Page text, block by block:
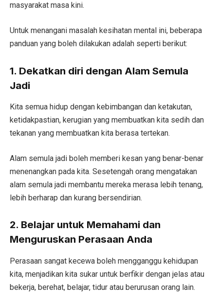
masyarakat masa kini.
Untuk menangani masalah kesihatan mental ini, beberapa
panduan yang boleh dilakukan adalah seperti berikut:
1. Dekatkan diri dengan Alam Semula
Jadi
Kita semua hidup dengan kebimbangan dan ketakutan,
ketidakpastian, kerugian yang membuatkan kita sedih dan
tekanan yang membuatkan kita berasa tertekan.
Alam semula jadi boleh memberi kesan yang benar-benar
menenangkan pada kita. Sesetengah orang mengatakan
alam semula jadi membantu mereka merasa lebih tenang,
lebih berharap dan kurang bersendirian.
2. Belajar untuk Memahami dan
Menguruskan Perasaan Anda
Perasaan sangat kecewa boleh mengganggu kehidupan
kita, menjadikan kita sukar untuk berfikir dengan jelas atau
bekerja, berehat, belajar, tidur atau berurusan orang lain.